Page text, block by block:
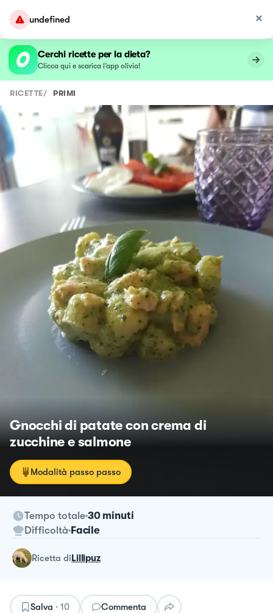
undefined
Cerchi ricette per la dieta?
Clicca qui e scarica l’app olivia!
RICETTE/ PRIMI
Gnocchi di patate con crema di
zucchine e salmone
Modalità passo passo
Tempo totale 30 minuti
Difficoltà Facile
ricetta diLillipuz
Salva · 10 Commenta